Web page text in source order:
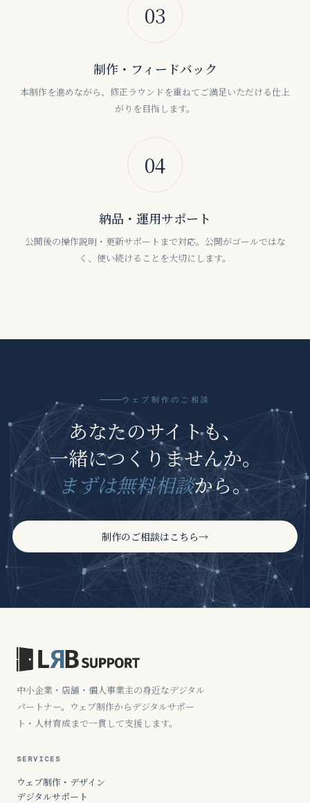
03
制作・フィードバック
本制作を進めながら、修正ラウンドを重ねてご満足いただける仕上
がりを目指します。
04
納品・運用サポート
公開後の操作説明・更新サポートまで対応。公開がゴールではな
く、使い続けることを大切にします。
ウェブ制作のご相談
あなたのサイトも、
一緒につくりませんか。
まずは無料相談から。
制作のご相談はこちら→
中小企業・店舗・個人事業主の身近なデジタル
パートナー。ウェブ制作からデジタルサポー
ト・人材育成まで一貫して支援します。
SERVICES
ウェブ制作・デザイン
デジタルサポート